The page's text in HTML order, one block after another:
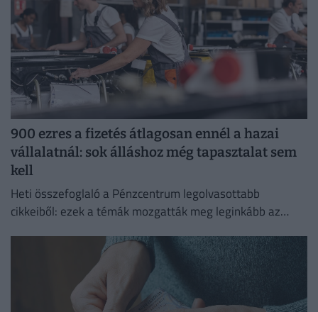
900 ezres a fizetés átlagosan ennél a hazai
vállalatnál: sok álláshoz még tapasztalat sem
kell
Heti összefoglaló a Pénzcentrum legolvasottabb
cikkeiből: ezek a témák mozgatták meg leginkább az